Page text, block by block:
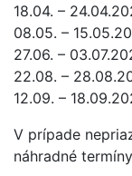
18.04. –
08.05. –
27.06. –
22.08. –
12.09. –
V prípade
náhradné